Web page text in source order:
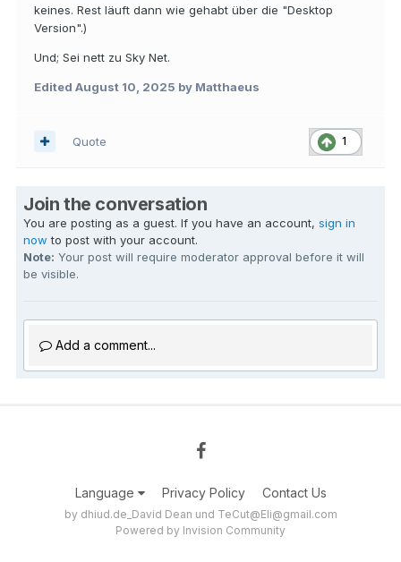
keines. Rest läuft dann wie gehabt über die "Desktop
Version".)
Und; Sei nett zu Sky Net.
Edited August 10, 2025 by Matthaeus
1
Quote
Join the conversation
You are posting as a guest. If you have an account, sign in
now to post with your account.
Note: Your post will require moderator approval before it will
be visible.
Add a comment...
Language Privacy Policy Contact Us
by dhiud.de_David Dean und TeCut@Eli@gmail.com
Powered by Invision Community